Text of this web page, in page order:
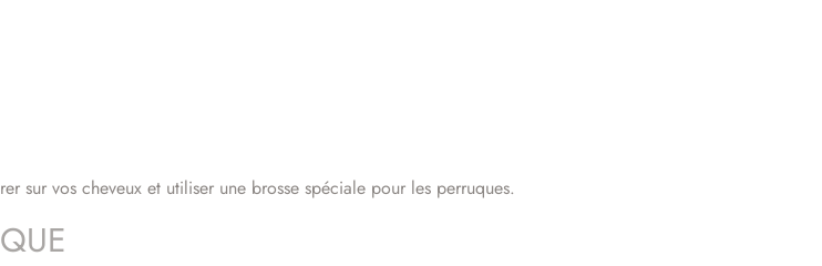
sur vos cheveux et utiliser une brosse spéciale pour les perruques.